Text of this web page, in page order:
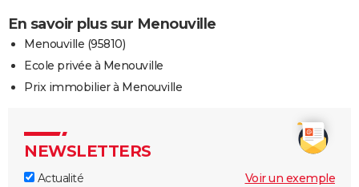
En savoir plus sur Menouville
Menouville (95810)
Ecole privée à Menouville
Prix immobilier à Menouville
NEWSLETTERS
Actualité
Voir un exemple